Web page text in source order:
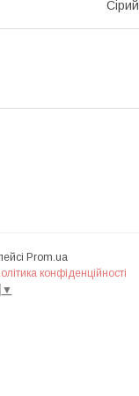
Сірий
Prom.ua
конфіденційності
▼